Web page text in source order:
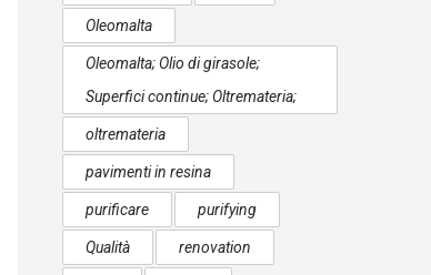
Oleomalta
Oleomalta; Olio di girasole;
Superfici continue; Oltremateria;
oltremateria
pavimenti in resina
purificare purifying
Qualità renovation